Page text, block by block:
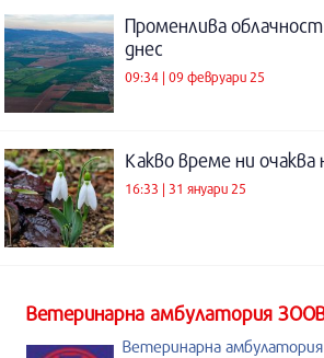
Променлива
днес
09:34 | 09 февруари 25
Какво време ни очаква
16:33 | 31 януари 25
Ветеринарна амбулатория
Ветеринарна